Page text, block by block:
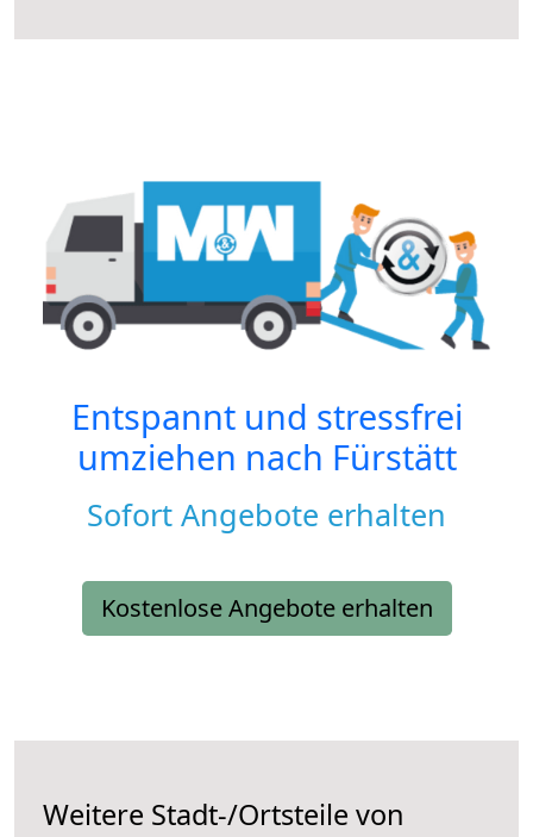
Entspannt und stressfrei
umziehen nach Fürstätt
Sofort Angebote erhalten
Kostenlose Angebote erhalten
Weitere Stadt-/Ortsteile von